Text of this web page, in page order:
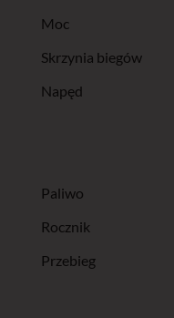
Moc
Skrzynia biegów
Napęd
Paliwo
Rocznik
Przebieg